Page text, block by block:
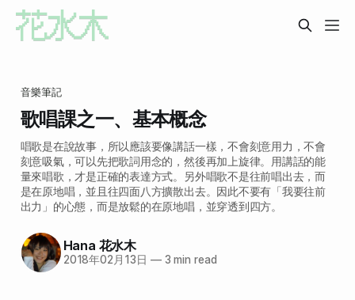
音樂筆記
歌唱課之一、基本概念
唱歌是在說故事，所以應該要像講話一樣，不會刻意用力，不會
刻意吸氣，可以先把歌詞用念的，然後再加上旋律。用講話的能
量來唱歌，才是正確的表達方式。另外唱歌不是往前唱出去，而
是在原地唱，並且往四面八方擴散出去。因此不要有「我要往前
出力」的心態，而是放鬆的在原地唱，並穿透到四方。
Hana 花水木
2018年02月13日 —3 min read